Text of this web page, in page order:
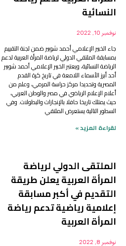
النسائية
نوفمبر 10, 2022
جاء الخبير الإعلامي أحمد شوبير ضمن لجنة التقييم
بمسابقة الملتقي الدولي لرياضة المرأة العربية لدعم
الرياضة النسائية، ويعتبر الخبير الإعلامي أحمد شوبير
أحد أبرز الأسماء اللامعة في تاريخ كرة القدم
المصرية وتحديدا مركز حراسة المرمي، وعلم من
أعلام الإعلام الرياضي في مصر والوطن العربي،
حيث يمتلك تاريخا حافلا بالإنجازات والبطولات. وفي
السطور التالية يستعرض الملتقي
لقراءة المزيد »
الملتقى الدولي لرياضة
المرأة العربية يعلن طريقة
التقديم في أكبر مسابقة
إعلامية رياضية تدعم رياضة
المرأة العربية
نوفمبر 8, 2022